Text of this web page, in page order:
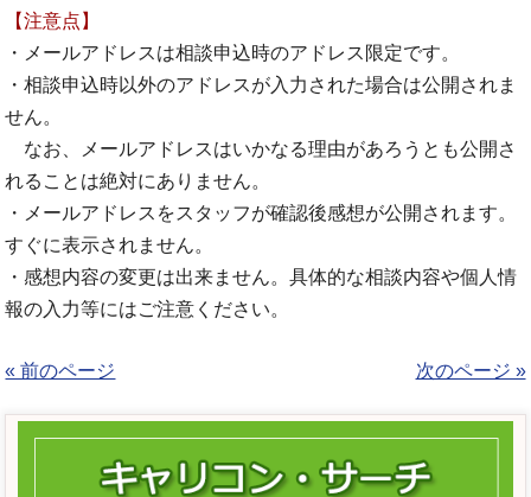
【注意点】
・メールアドレスは相談申込時のアドレス限定です。
・相談申込時以外のアドレスが入力された場合は公開されま
せん。
なお、メールアドレスはいかなる理由があろうとも公開さ
れることは絶対にありません。
・メールアドレスをスタッフが確認後感想が公開されます。
すぐに表示されません。
・感想内容の変更は出来ません。具体的な相談内容や個人情
報の入力等にはご注意ください。
« 前のページ 次のページ »